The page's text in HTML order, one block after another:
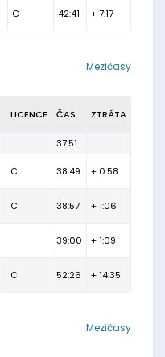
C 42:41 + 7:17
Mezičasy
LICENCE ČAS ZTRÁTA
37:51
C 38:49 + 0:58
C 38:57 + 1:06
39:00 + 1:09
C 52:26 + 14:35
Mezičasy